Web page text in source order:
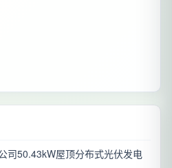
司50.43kW屋顶分布式光伏发电